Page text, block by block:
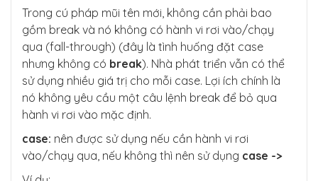
Trong cú pháp mũi tên mới, không cần phải bao
gồm break và nó không có hành vi rơi vào/chạy
qua (fall-through) (đây là tình huống đặt case
nhưng không có break). Nhà phát triển vẫn có thể
sử dụng nhiều giá trị cho mỗi case. Lợi ích chính là
nó không yêu cầu một câu lệnh break để bỏ qua
hành vi rơi vào mặc định.
case: nên được sử dụng nếu cần hành vi rơi
vào/chạy qua, nếu không thì nên sử dụng case ->